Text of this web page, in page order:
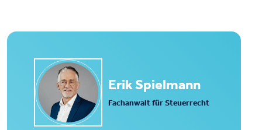
Erik Spielmann
Fachanwalt für Steuerrecht